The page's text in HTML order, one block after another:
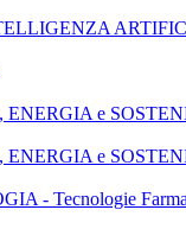
e
e
- Tecnologie